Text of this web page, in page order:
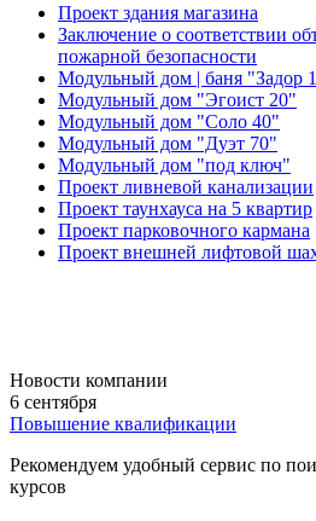
Проект здания магазина
Заключение о соответствии
пожарной безопасности
Модульный дом | баня "Задор
Модульный дом "Эгоист 20"
Модульный дом "Соло 40"
Модульный дом "Дуэт 70"
Модульный дом "под ключ"
Проект ливневой канализации
Проект таунхауса на 5 квартир
Проект парковочного кармана
Проект внешней лифтовой
Новости компании
6 сентября
Повышение квалификации
Рекомендуем удобный сервис по
курсов